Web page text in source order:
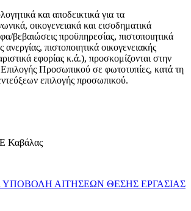
και αποδεικτικά για τα
οικογενειακά και εισοδηματικά
βεβαιώσεις προϋπηρεσίας, πιστοποιητικά
πιστοποιητικά οικογενειακής
εφορίας κ.ά.), προσκομίζονται στην
Προσωπικού σε φωτοτυπίες, κατά τη
επιλογής προσωπικού.
Καβάλας
ΑΙΤΗΣΕΩΝ ΘΕΣΗΣ ΕΡΓΑΣΙΑΣ